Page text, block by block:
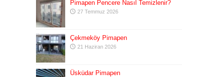
Pimapen Pencere Nasıl Temizlenir?
27 Temmuz 2026
Çekmeköy Pimapen
21 Haziran 2026
Üsküdar Pimapen